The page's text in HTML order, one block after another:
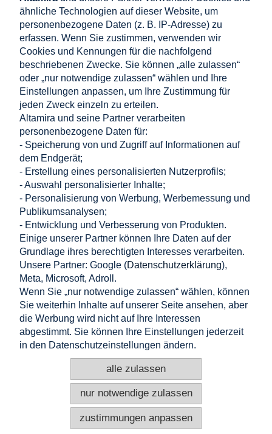
MONTAGE UND ANWENDUNG
Montageart Schraubbefestigung durch eine
mm-Bohrung
— die Zähne
durchdringen die eloxierte Schicht
des PV-Modulrahmens
Kompatible Profile /
Konstruktionen
Rahmen von Photovoltaikmodulen
aus eloxiertem Aluminium, PV-
Montageprofile
Einkaufen
Hilfe
Mein Konto
Information
KONTAKT
Altamira Sp. z o. o.
Budowlanych 6/51, 95-040 Koluszki, Polen
+48 724 999 949
info@e-altamira.de
Kundenservice: Mo–Fr 8:00–16:00
ähnliche Technologien auf dieser Website, um
personenbezogene Daten (z. B. IP-Adresse) zu
erfassen. Wenn Sie zustimmen, verwenden wir
Cookies und Kennungen für die nachfolgend
beschriebenen Zwecke. Sie können „alle zulassen“
oder „nur notwendige zulassen“ wählen und Ihre
Einstellungen anpassen, um Ihre Zustimmung für
jeden Zweck einzeln zu erteilen.
Altamira und seine Partner verarbeiten
personenbezogene Daten für:
- Speicherung von und Zugriff auf Informationen auf
dem Endgerät;
- Erstellung eines personalisierten Nutzerprofils;
- Auswahl personalisierter Inhalte;
- Personalisierung von Werbung, Werbemessung und
Publikumsanalysen;
- Entwicklung und Verbesserung von Produkten.
Einige unserer Partner können Ihre Daten auf der
Grundlage ihres berechtigten Interesses verarbeiten.
Unsere Partner: Google (Datenschutzerklärung),
Meta, Microsoft, Adroll.
Wenn Sie „nur notwendige zulassen“ wählen, können
Sie weiterhin Inhalte auf unserer Seite ansehen, aber
die Werbung wird nicht auf Ihre Interessen
abgestimmt. Sie können Ihre Einstellungen jederzeit
in den Datenschutzeinstellungen ändern.
nur notwendige zulassen
zustimmungen anpassen
alle zulassen